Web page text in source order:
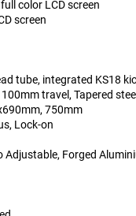
color LCD screen
screen
tube, integrated KS18
travel, Tapered
750mm
Lock-on
Adjustable, Forged